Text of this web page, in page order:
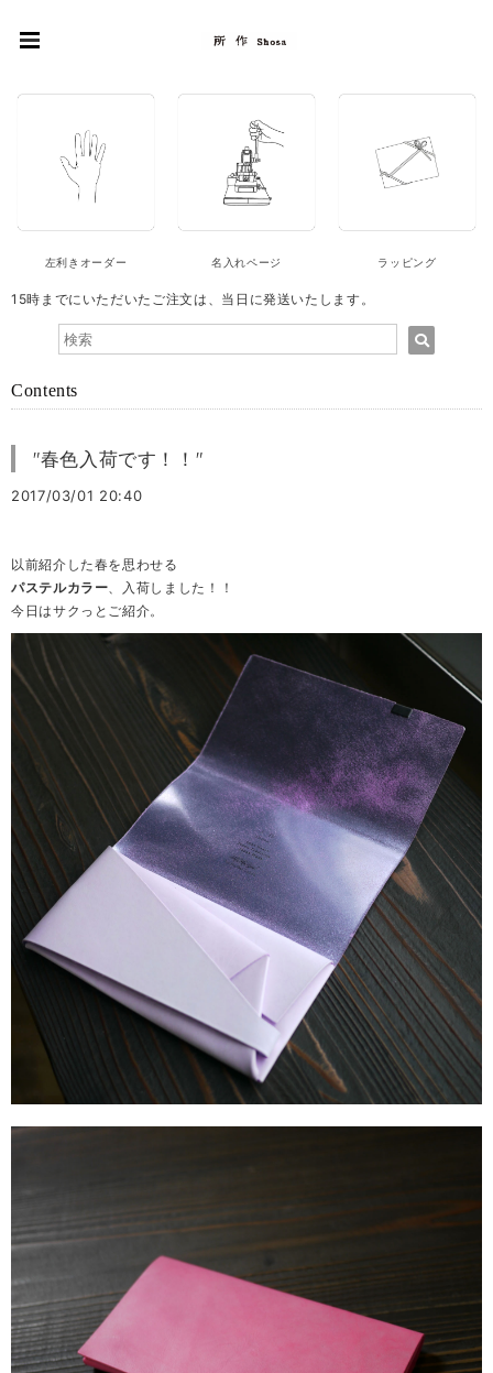
左利きオーダー 名入れページ ラッピング
15時までにいただいたご注文は、当日に発送いたします。
Contents
"春色入荷です！！"
2017/03/01 20:40
以前紹介した春を思わせる
パステルカラー、入荷しました！！
今日はサクっとご紹介。